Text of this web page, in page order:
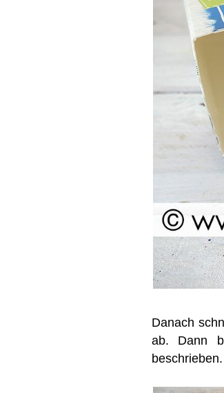
Danach
ab. Dann
beschrieben.